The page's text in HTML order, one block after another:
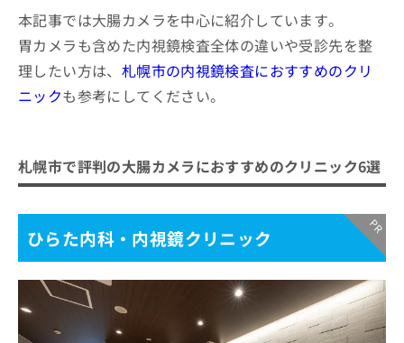
本記事では大腸カメラを中心に紹介しています。
胃カメラも含めた内視鏡検査全体の違いや受診先を整
理したい方は、 札幌市の内視鏡検査におすすめのクリ
ニックも参考にしてください。
札幌市で評判の大腸カメラにおすすめのクリニック6選
ひらた内科・内視鏡クリニック